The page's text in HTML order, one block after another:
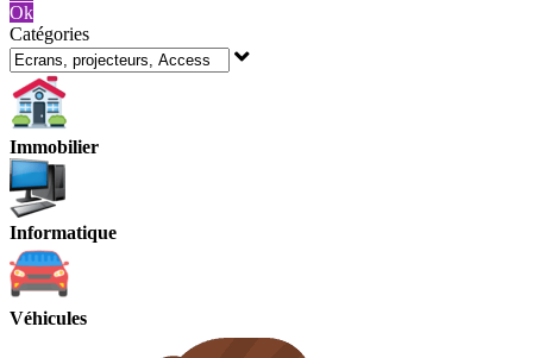
Ok
Catégories
Immobilier
Informatique
Véhicules